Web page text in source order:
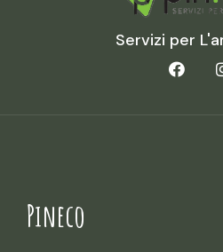
Servizi per
Pineco